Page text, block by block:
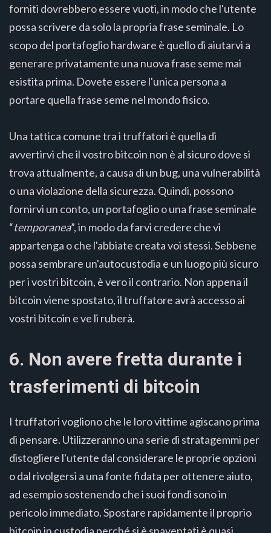
forniti dovrebbero essere vuoti, in modo che l'utente
possa scrivere da solo la propria frase seminale. Lo
scopo del portafoglio hardware è quello di aiutarvi a
generare privatamente una nuova frase seme mai
esistita prima. Dovete essere l'unica persona a
portare quella frase seme nel mondo fisico.
Una tattica comune tra i truffatori è quella di
avvertirvi che il vostro bitcoin non è al sicuro dove si
trova attualmente, a causa di un bug, una vulnerabilità
o una violazione della sicurezza. Quindi, possono
fornirvi un conto, un portafoglio o una frase seminale
“temporanea”, in modo da farvi credere che vi
appartenga o che l'abbiate creata voi stessi. Sebbene
possa sembrare un'autocustodia e un luogo più sicuro
per i vostri bitcoin, è vero il contrario. Non appena il
bitcoin viene spostato, il truffatore avrà accesso ai
vostri bitcoin e ve li ruberà.
6. Non avere fretta durante i
trasferimenti di bitcoin
I truffatori vogliono che le loro vittime agiscano prima
di pensare. Utilizzeranno una serie di stratagemmi per
distogliere l'utente dal considerare le proprie opzioni
o dal rivolgersi a una fonte fidata per ottenere aiuto,
ad esempio sostenendo che i suoi fondi sono in
pericolo immediato. Spostare rapidamente il proprio